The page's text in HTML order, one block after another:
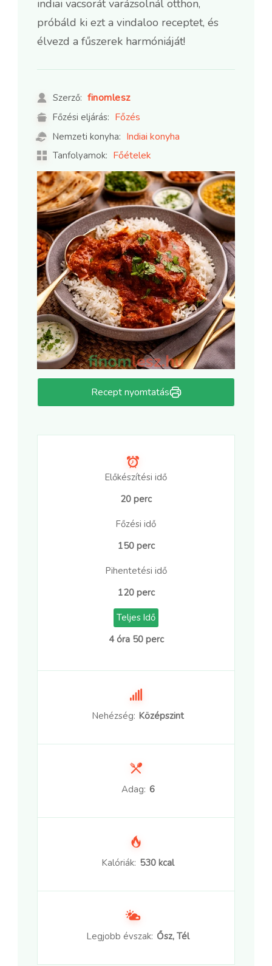
indiai vacsorát varázsolnál otthon,
próbáld ki ezt a vindaloo receptet, és
élvezd a fűszerek harmóniáját!
Szerző: finomlesz
Főzési eljárás: Főzés
Nemzeti konyha: Indiai konyha
Tanfolyamok: Főételek
Recept nyomtatás
Előkészítési idő
20 perc
Főzési idő
150 perc
Pihentetési idő
120 perc
Teljes Idő
4 óra 50 perc
Nehézség: Középszint
Adag: 6
Kalóriák: 530 kcal
Legjobb évszak: Ősz, Tél